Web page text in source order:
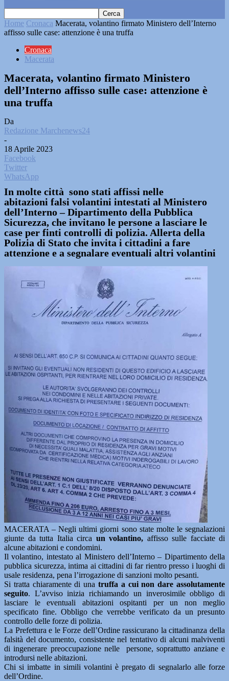
Home Cronaca Macerata, volantino firmato Ministero dell’Interno
affisso sulle case: attenzione è una truffa
Cronaca
Macerata
Macerata, volantino firmato Ministero
dell’Interno affisso sulle case: attenzione è
una truffa
Da
Redazione Marchenews24
-
18 Aprile 2023
Facebook
Twitter
WhatsApp
In molte città sono stati affissi nelle
abitazioni falsi volantini intestati al Ministero
dell’Interno – Dipartimento della Pubblica
Sicurezza, che invitano le persone a lasciare le
case per finti controlli di polizia. Allerta della
Polizia di Stato che invita i cittadini a fare
attenzione e a segnalare eventuali altri volantini
MACERATA – Negli ultimi giorni sono state molte le segnalazioni
giunte da tutta Italia circa un volantino, affisso sulle facciate di
alcune abitazioni e condomini.
Il volantino, intestato al Ministero dell’Interno – Dipartimento della
pubblica sicurezza, intima ai cittadini di far rientro presso i luoghi di
usale residenza, pena l’irrogazione di sanzioni molto pesanti.
Si tratta chiaramente di una truffa a cui non dare assolutamente
seguito. L’avviso inizia richiamando un inverosimile obbligo di
lasciare le eventuali abitazioni ospitanti per un non meglio
specificato fine. Obbligo che verrebbe verificato da un presunto
controllo delle forze di polizia.
La Prefettura e le Forze dell’Ordine rassicurano la cittadinanza della
falsità del documento, consistente nel tentativo di alcuni malviventi
di ingenerare preoccupazione nelle persone, soprattutto anziane e
introdursi nelle abitazioni.
Chi si imbatte in simili volantini è pregato di segnalarlo alle forze
dell’Ordine.